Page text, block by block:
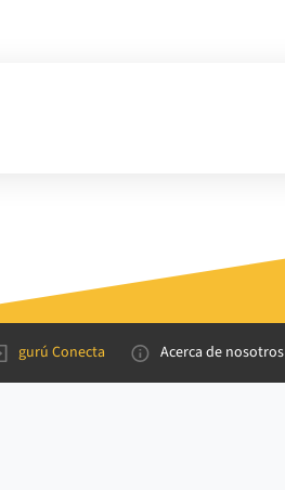
gurú Conecta Acerca de nosotros